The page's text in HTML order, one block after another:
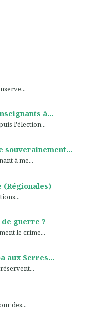
à...
l'élection...
souverainement...
à me...
(Régionales)
guerre ?
le crime...
aux Serres...
des...